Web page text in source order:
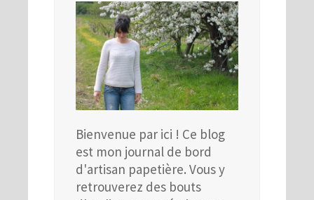
Bienvenue par ici ! Ce blog
est mon journal de bord
d'artisan papetière. Vous y
retrouverez des bouts